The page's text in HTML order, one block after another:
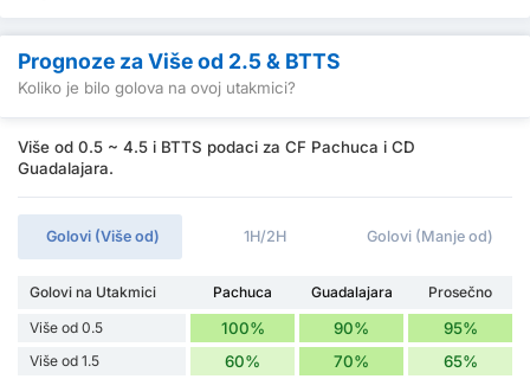
Prognoze za Više od 2.5 & BTTS
Koliko je bilo golova na ovoj utakmici?
Više od 0.5 ~ 4.5 i BTTS podaci za CF Pachuca i CD
Guadalajara.
Golovi (Više od) 1H/2H Golovi (Manje od)
Golovi na Utakmici Pachuca Guadalajara
Prosečno
Više od 0.5
100% 90% 95%
Više od 1.5 60% 70% 65%